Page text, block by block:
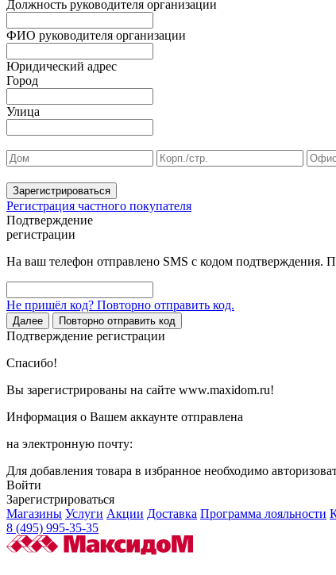
Должность руководителя организации
ФИО руководителя организации
Юридический адрес
Город
Улица
Зарегистрироваться
Регистрация частного покупателя
Подтверждение
регистрации
На ваш телефон отправлено SMS с кодом подтверждения.
Не пришёл код? Повторно отправить код.
Далее Повторно отправить код
Подтверждение регистрации
Спасибо!
Вы зарегистрированы на сайте www.maxidom.ru!
Информация о Вашем аккаунте отправлена
на электронную почту:
Для добавления товара в избранное необходимо
Войти
Зарегистрироваться
Магазины Услуги Акции Доставка Программа лояльности
8 (495) 995-35-35